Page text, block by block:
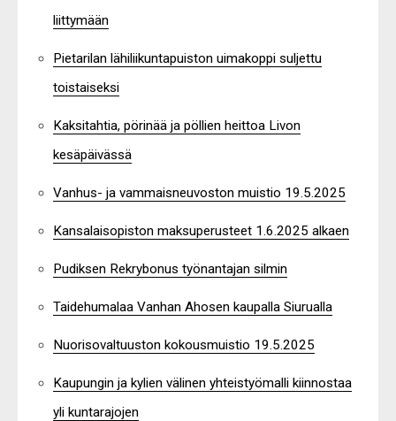
liittymään
Pietarilan lähiliikuntapuiston uimakoppi suljettu
toistaiseksi
Kaksitahtia, pörinää ja pöllien heittoa Livon
kesäpäivässä
Vanhus- ja vammaisneuvoston muistio 19.5.2025
Kansalaisopiston maksuperusteet 1.6.2025 alkaen
Pudiksen Rekrybonus työnantajan silmin
Taidehumalaa Vanhan Ahosen kaupalla Siurualla
Nuorisovaltuuston kokousmuistio 19.5.2025
Kaupungin ja kylien välinen yhteistyömalli kiinnostaa
yli kuntarajojen